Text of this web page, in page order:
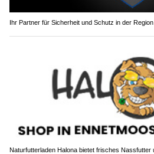
Ihr Partner für Sicherheit und Schutz in der
Naturfutterladen Halona bietet frisches Nassfutter